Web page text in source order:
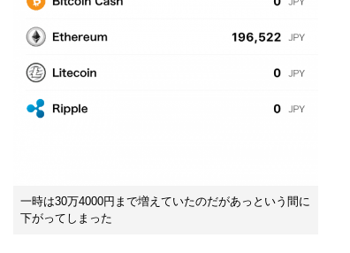
一時は30万4000円まで増えていたのだがあっという間に
下がってしまった